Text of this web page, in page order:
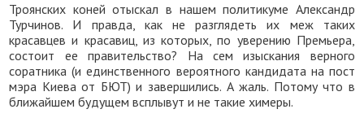
Троянских коней отыскал в нашем политикуме Александр
Турчинов. И правда, как не разглядеть их меж таких
красавцев и красавиц, из которых, по уверению Премьера,
состоит ее правительство? На сем изыскания верного
соратника (и единственного вероятного кандидата на пост
мэра Киева от БЮТ) и завершились. А жаль. Потому что в
ближайшем будущем всплывут и не такие химеры.